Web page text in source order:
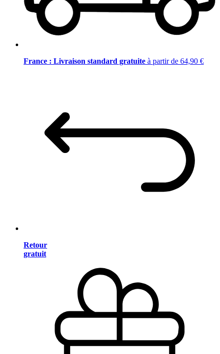
France : Livraison standard gratuite à partir de 64,90 €
Retour
gratuit